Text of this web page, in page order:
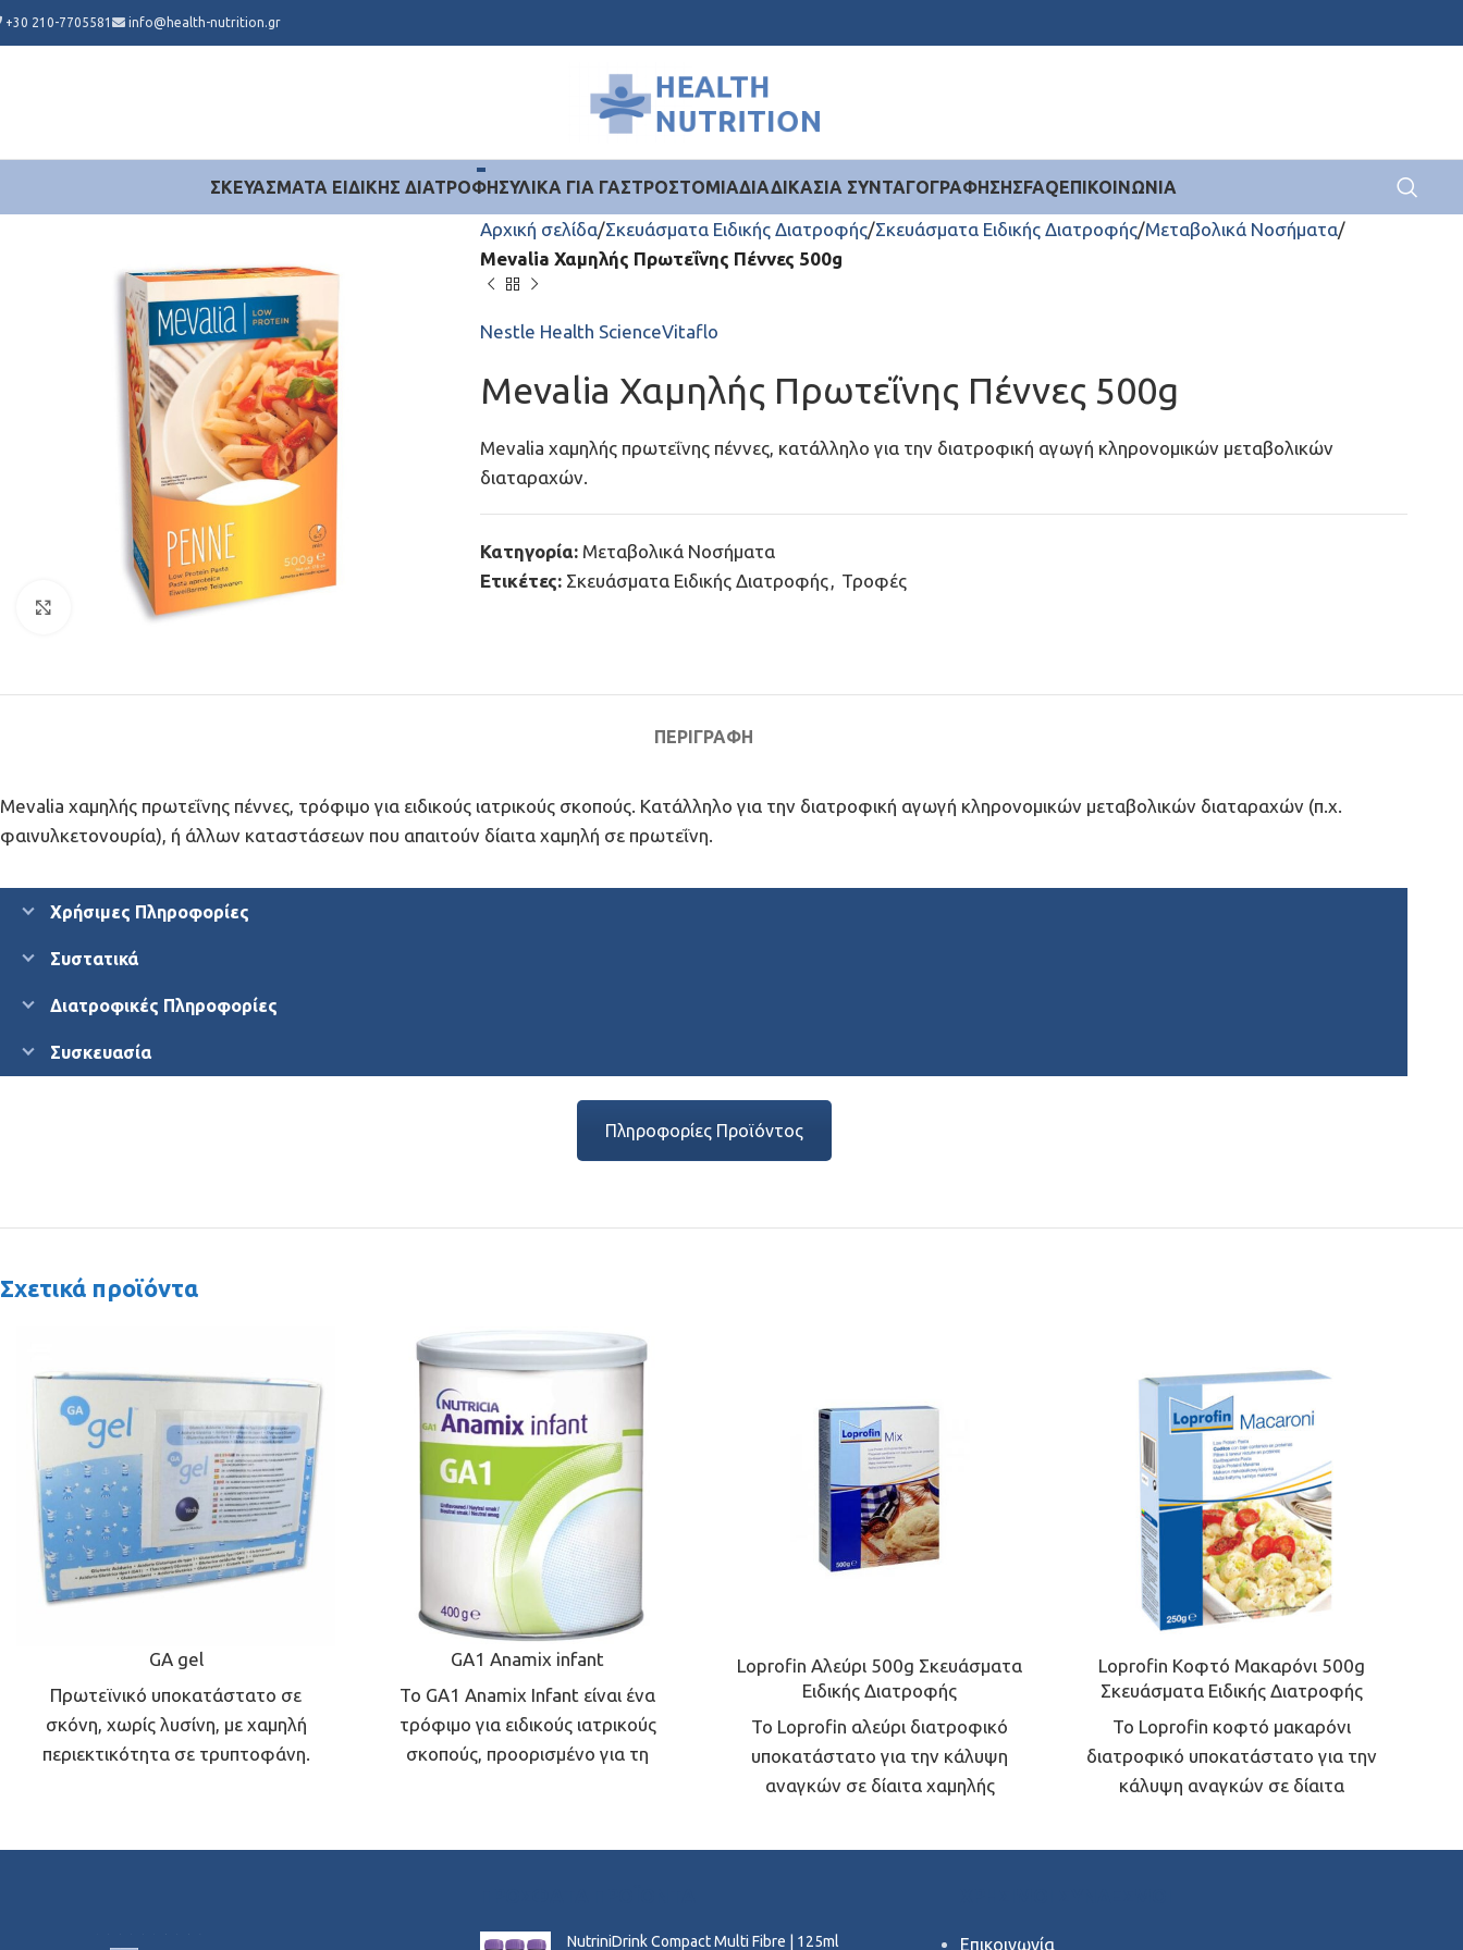
+30 210-7705581 info@health-nutrition.gr
ΣΚΕΥΆΣΜΑΤΑ ΕΙΔΙΚΉΣ ΔΙΑΤΡΟΦΉΣΥΛΙΚΆ ΓΙΑ ΓΑΣΤΡΟΣΤΟΜΊΑΔΙΑΔΙΚΑΣΊΑ ΣΥΝΤΑΓΟΓΡΆΦΗΣΗΣFAQΕΠΙΚΟΙΝΩΝΊΑ
Click to enlarge
Αρχική σελίδα Σκευάσματα Ειδικής Διατροφής Σκευάσματα Ειδικής Διατροφής Μεταβολικά Νοσήματα
Mevalia Χαμηλής Πρωτεΐνης Πέννες 500g
Nestle Health ScienceVitaflo
Mevalia Χαμηλής Πρωτεΐνης Πέννες 500g
Mevalia χαμηλής πρωτεΐνης πέννες, κατάλληλο για την διατροφική αγωγή κληρονομικών μεταβολικών
διαταραχών.
Κατηγορία: Μεταβολικά Νοσήματα
Ετικέτες: Σκευάσματα Ειδικής Διατροφής, Τροφές
ΠΕΡΙΓΡΑΦΉ
Mevalia χαμηλής πρωτεΐνης πέννες, τρόφιμο για ειδικούς ιατρικούς σκοπούς. Κατάλληλο για την διατροφική αγωγή κληρονομικών μεταβολικών διαταραχών (π.χ.
φαινυλκετονουρία), ή άλλων καταστάσεων που απαιτούν δίαιτα χαμηλή σε πρωτεΐνη.
Χρήσιμες Πληροφορίες
Συστατικά
Διατροφικές Πληροφορίες
Συσκευασία
Πληροφορίες Προϊόντος
Σχετικά προϊόντα
GA gel
Πρωτεϊνικό υποκατάστατο σε
σκόνη, χωρίς λυσίνη, με χαμηλή
περιεκτικότητα σε τρυπτοφάνη.
GA1 Anamix infant
Το GA1 Anamix Infant είναι ένα
τρόφιμο για ειδικούς ιατρικούς
σκοπούς, προορισμένο για τη
έτη.
Loprofin Αλεύρι 500g Σκευάσματα
Ειδικής Διατροφής
Το Loprofin αλεύρι διατροφικό
υποκατάστατο για την κάλυψη
αναγκών σε δίαιτα χαμηλής
Loprofin Κοφτό Μακαρόνι 500g
Σκευάσματα Ειδικής Διατροφής
Το Loprofin κοφτό μακαρόνι
διατροφικό υποκατάστατο για την
κάλυψη αναγκών σε δίαιτα
NutriniDrink Compact Multi Fibre | 125ml Επικοινωνία